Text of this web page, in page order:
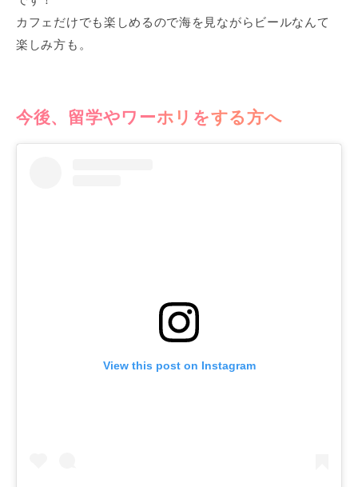
カフェだけでも楽しめるので海を見ながらビールなんて
楽しみ方も。
今後、留学やワーホリをする方へ
View this post on Instagram